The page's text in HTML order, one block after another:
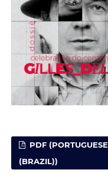
PDF (PORTUGUESE
(BRAZIL))